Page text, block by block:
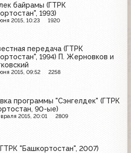
байрамы (ГТРК
1993)
2015, 10:23 1920
передача (ГТРК
1994) П. Жерновков и
2015, 09:52 2258
программы "Сэнгелдек" (ГТРК
90-ые)
2015, 20:01 2809
"Башкортостан", 2007)